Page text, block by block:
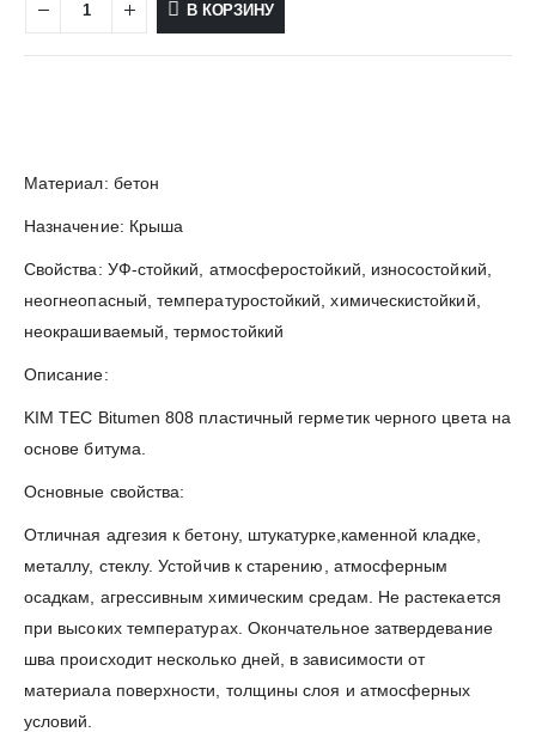
В КОРЗИНУ
Материал: бетон
Назначение: Крыша
Свойства: УФ-стойкий, атмосферостойкий, износостойкий,
неогнеопасный, температуростойкий, химическистойкий,
неокрашиваемый, термостойкий
Описание:
KIM TEC Bitumen 808 пластичный герметик черного цвета на
основе битума.
Основные свойства:
Отличная адгезия к бетону, штукатурке,каменной кладке,
металлу, стеклу. Устойчив к старению, атмосферным
осадкам, агрессивным химическим средам. Не растекается
при высоких температурах. Окончательное затвердевание
шва происходит несколько дней, в зависимости от
материала поверхности, толщины слоя и атмосферных
условий.